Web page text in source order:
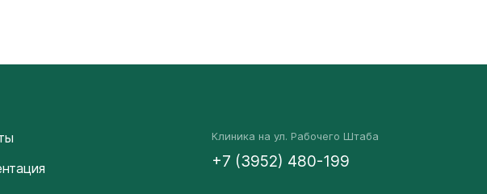
Клиника на ул. Рабочего Штаба
+7 (3952) 480-199